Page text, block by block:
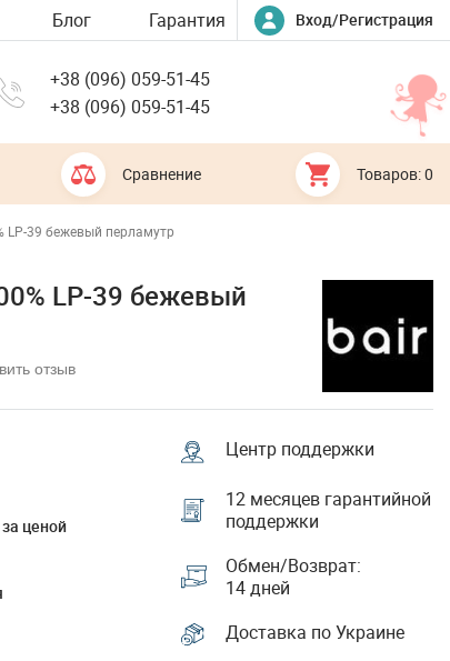
Блог Гарантия Вход/Регистрация
+38 (096) 059-51-45
+38 (096) 059-51-45
Сравнение Товаров: 0
LP-39 бежевый перламутр
LP-39 бежевый
отзыв
ценой
Центр поддержки
12 месяцев гарантийной
поддержки
Обмен/Возврат:
14 дней
Доставка по Украине